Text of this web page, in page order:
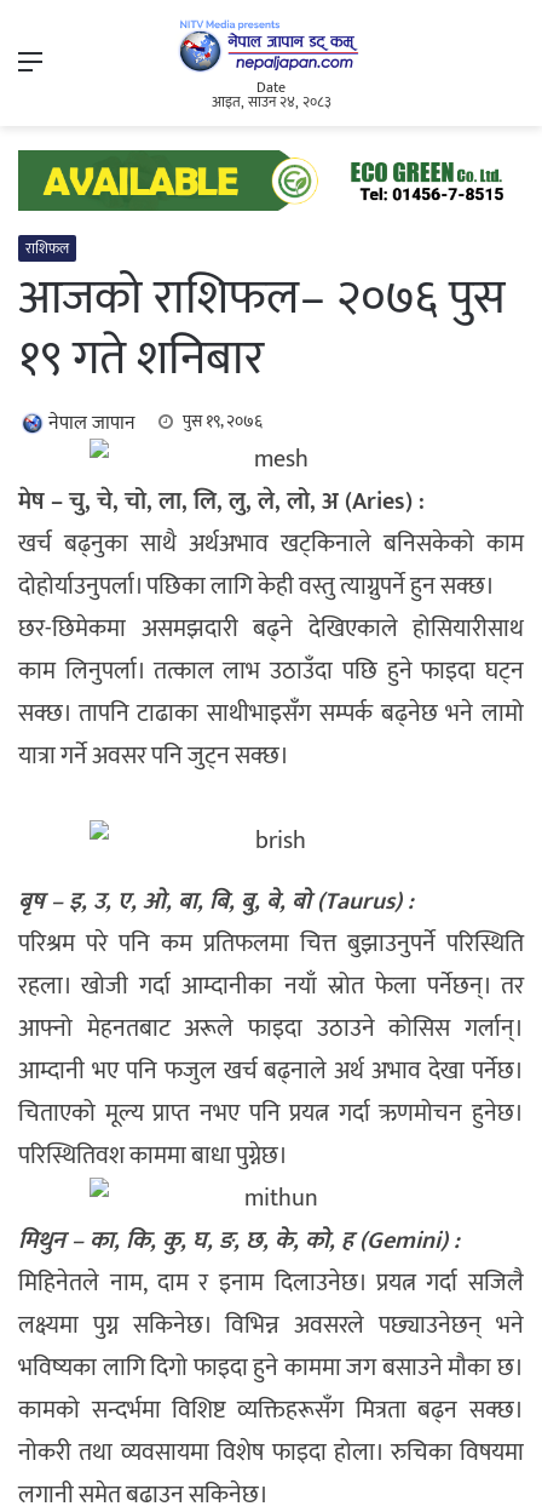
Menu
Date
आइत, साउन २४, २०८३
राशिफल
आजको राशिफल– २०७६ पुस
१९ गते शनिबार
नेपाल जापान पुस १९, २०७६
मेष – चु, चे, चो, ला, लि, लु, ले, लो, अ (Aries) :
खर्च बढ्नुका साथै अर्थअभाव खट्किनाले बनिसकेको काम
दोहोर्याउनुपर्ला। पछिका लागि केही वस्तु त्याग्नुपर्ने हुन सक्छ।
छर-छिमेकमा असमझदारी बढ्ने देखिएकाले होसियारीसाथ
काम लिनुपर्ला। तत्काल लाभ उठाउँदा पछि हुने फाइदा घट्न
सक्छ। तापनि टाढाका साथीभाइसँग सम्पर्क बढ्नेछ भने लामो
यात्रा गर्ने अवसर पनि जुट्न सक्छ।
बृष – इ, उ, ए, ओ, बा, बि, बु, बे, बो (Taurus) :
परिश्रम परे पनि कम प्रतिफलमा चित्त बुझाउनुपर्ने परिस्थिति
रहला। खोजी गर्दा आम्दानीका नयाँ स्रोत फेला पर्नेछन्। तर
आफ्नो मेहनतबाट अरूले फाइदा उठाउने कोसिस गर्लान्।
आम्दानी भए पनि फजुल खर्च बढ्नाले अर्थ अभाव देखा पर्नेछ।
चिताएको मूल्य प्राप्त नभए पनि प्रयत्न गर्दा ऋणमोचन हुनेछ।
परिस्थितिवश काममा बाधा पुग्नेछ।
मिथुन – का, कि, कु, घ, ङ, छ, के, को, ह (Gemini) :
मिहिनेतले नाम, दाम र इनाम दिलाउनेछ। प्रयत्न गर्दा सजिलै
लक्ष्यमा पुग्न सकिनेछ। विभिन्न अवसरले पछ्याउनेछन् भने
भविष्यका लागि दिगो फाइदा हुने काममा जग बसाउने मौका छ।
कामको सन्दर्भमा विशिष्ट व्यक्तिहरूसँग मित्रता बढ्न सक्छ।
नोकरी तथा व्यवसायमा विशेष फाइदा होला। रुचिका विषयमा
लगानी समेत बढाउन सकिनेछ।